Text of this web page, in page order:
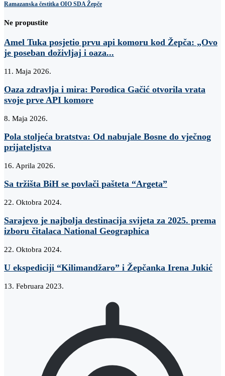
Ramazanska čestitka OIO SDA Žepče
Ne propustite
Amel Tuka posjetio prvu api komoru kod Žepča: „Ovo
je poseban doživljaj i oaza...
11. Maja 2026.
Oaza zdravlja i mira: Porodica Gačić otvorila vrata
svoje prve API komore
8. Maja 2026.
Pola stoljeća bratstva: Od nabujale Bosne do vječnog
prijateljstva
16. Aprila 2026.
Sa tržišta BiH se povlači pašteta “Argeta”
22. Oktobra 2024.
Sarajevo je najbolja destinacija svijeta za 2025. prema
izboru čitalaca National Geographica
22. Oktobra 2024.
U ekspediciji “Kilimandžaro” i Žepčanka Irena Jukić
13. Februara 2023.